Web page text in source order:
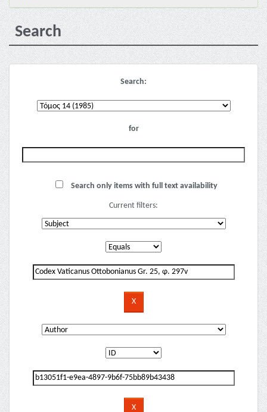
Search
Search:
for
Search only items with full text availability
Current filters: